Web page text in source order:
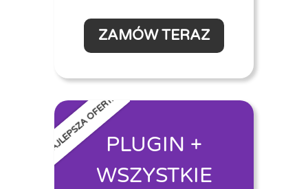
ZAMÓW TERAZ
NAJLEPSZA OFERTAPLUGIN +
WSZYSTKIE